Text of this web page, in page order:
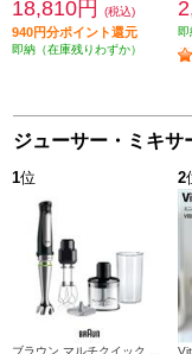
18,810円 (税込)
940円分ポイント還元
即納（在庫残りわずか）
即
ジューサー・ミキサ
1位 2